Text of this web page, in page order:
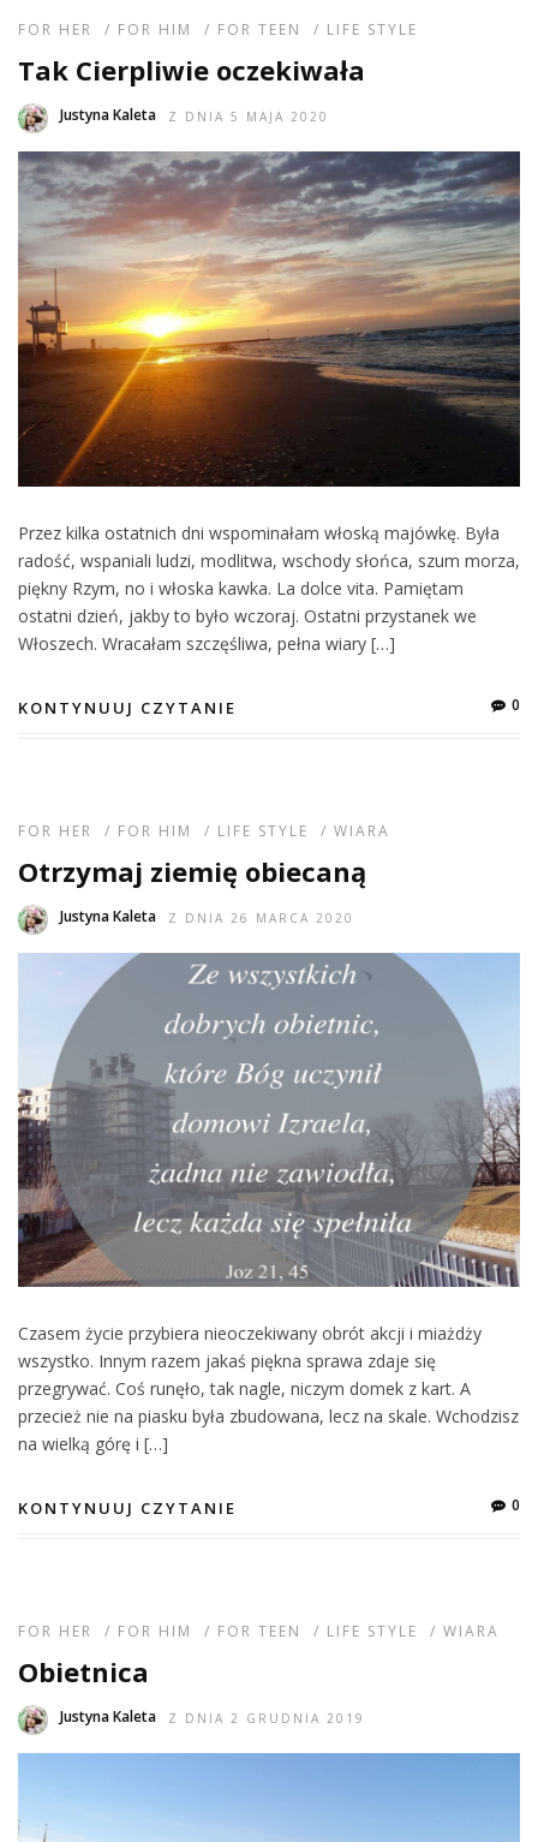
FOR HER / FOR HIM / FOR TEEN / LIFE STYLE
Tak Cierpliwie oczekiwała
Justyna Kaleta Z DNIA 5 MAJA 2020
Przez kilka ostatnich dni wspominałam włoską majówkę. Była
radość, wspaniali ludzi, modlitwa, wschody słońca, szum morza,
piękny Rzym, no i włoska kawka. La dolce vita. Pamiętam
ostatni dzień, jakby to było wczoraj. Ostatni przystanek we
Włoszech. Wracałam szczęśliwa, pełna wiary […]
KONTYNUUJ CZYTANIE 0
FOR HER / FOR HIM / LIFE STYLE / WIARA
Otrzymaj ziemię obiecaną
Justyna Kaleta Z DNIA 26 MARCA 2020
Czasem życie przybiera nieoczekiwany obrót akcji i miażdży
wszystko. Innym razem jakaś piękna sprawa zdaje się
przegrywać. Coś runęło, tak nagle, niczym domek z kart. A
przecież nie na piasku była zbudowana, lecz na skale. Wchodzisz
na wielką górę i […]
KONTYNUUJ CZYTANIE 0
FOR HER / FOR HIM / FOR TEEN / LIFE STYLE / WIARA
Obietnica
Justyna Kaleta Z DNIA 2 GRUDNIA 2019